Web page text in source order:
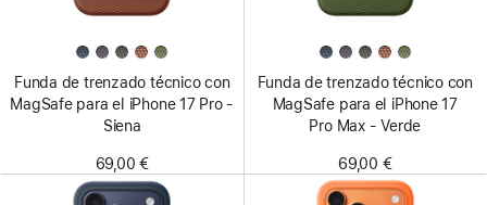
Funda de trenzado técnico con
MagSafe para el iPhone 17 Pro -
Siena
69,00 €
Funda de trenzado técnico con
MagSafe para el iPhone 17
Pro Max - Verde
69,00 €